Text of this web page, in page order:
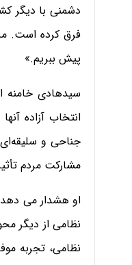
دشمنی با دیگر
فرق کرده است. ما
پیش ببریم.»
انتخاب آزاده
جناحی و سلیقه‌ای
مشارکت مردم
او هشدار می
نظامی از دیگر
نظامی، تجربه